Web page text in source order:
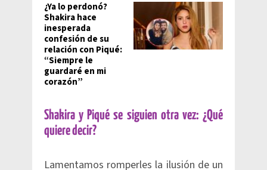
¿Ya lo perdonó?
Shakira hace
inesperada
confesión de su
relación con Piqué:
“Siempre le
guardaré en mi
corazón”
Shakira y Piqué se siguien otra vez: ¿Qué
quiere decir?
Lamentamos romperles la ilusión de un